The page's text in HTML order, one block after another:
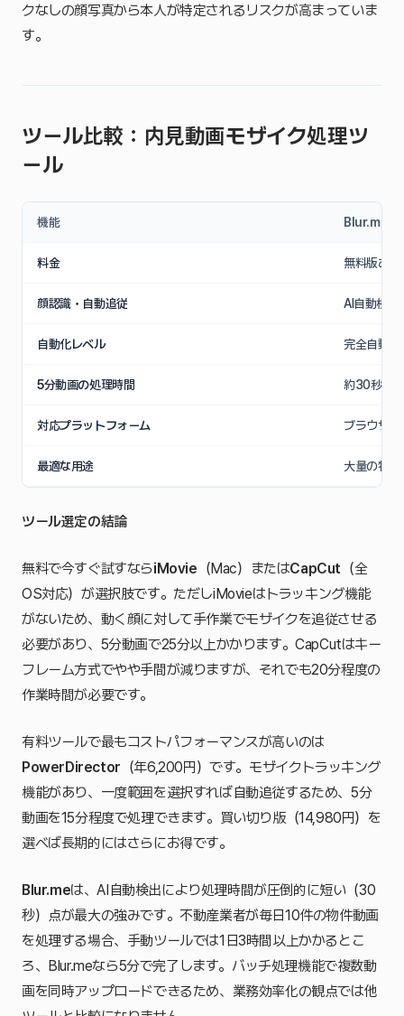
クなしの顔写真から本人が特定されるリスクが高まっていま
す。
ツール比較：内見動画モザイク処理ツ
ール
機能 Blur.me
料金 無料版あ
顔認識・自動追従 AI自動検出
自動化レベル 完全自動
5分動画の処理時間 約30秒（
対応プラットフォーム ブラウザ
最適な用途 大量の物
ツール選定の結論
無料で今すぐ試すならiMovie （Mac）またはCapCut （全
OS対応）が選択肢です。ただしiMovieはトラッキング機能
がないため、動く顔に対して手作業でモザイクを追従させる
必要があり、5分動画で25分以上かかります。CapCutはキー
フレーム方式でやや手間が減りますが、それでも20分程度の
作業時間が必要です。
有料ツールで最もコストパフォーマンスが高いのは
PowerDirector （年6,200円）です。モザイクトラッキング
機能があり、一度範囲を選択すれば自動追従するため、5分
動画を15分程度で処理できます。買い切り版（14,980円）を
選べば長期的にはさらにお得です。
Blur.meは、AI自動検出により処理時間が圧倒的に短い（30
秒）点が最大の強みです。不動産業者が毎日10件の物件動画
を処理する場合、手動ツールでは1日3時間以上かかるとこ
ろ、Blur.meなら5分で完了します。バッチ処理機能で複数動
画を同時アップロードできるため、業務効率化の観点では他